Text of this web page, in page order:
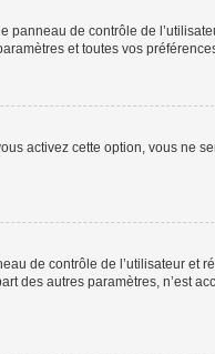
de contrôle de
et toutes vos
activez cette option, vous ne
de contrôle de l’utilisateur et
des autres paramètres, n’est